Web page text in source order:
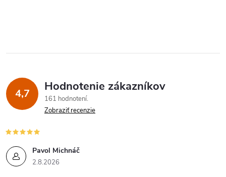
4,7 Hodnotenie zákazníkov
161 hodnotení
Zobraziť recenzie
Pavol Michnáč
2.8.2026